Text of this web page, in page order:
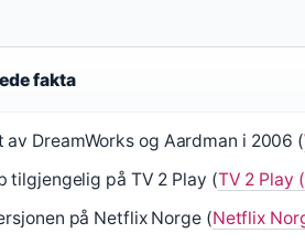
fakta
av DreamWorks og Aardman i 2006 (
tilgjengelig på TV 2 Play (TV 2 Play
på Netflix Norge (Netflix